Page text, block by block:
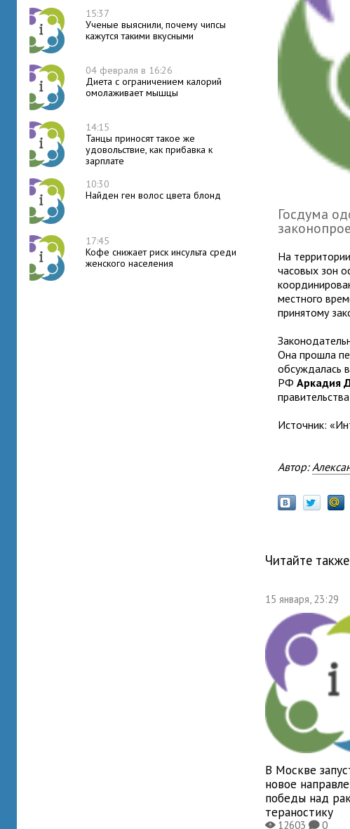
15:37
Ученые выяснили, почему чипсы
кажутся такими вкусными
04 февраля в 16:26
Диета с ограничением калорий
омолаживает мышцы
14:15
Танцы приносят такое же
удовольствие, как прибавка к
зарплате
10:30
Найден ген волос цвета блонд
17:45
Кофе снижает риск инсульта среди
женского населения
Госдума
На
часовых зон
местного
принятому
Она прошла
обсуждалась
РФАркадия
Источник:
Автор:
Читайте
15 января, 23:29
В Москве
новое
победы над
тераностику
X12603K0